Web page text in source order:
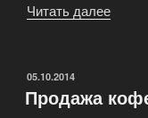
Читать далее
ОПУБЛИКОВАНО
05.10.2014
Продажа